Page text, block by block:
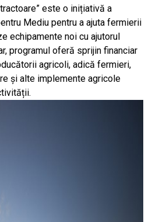
este o inițiativă a
Mediu pentru a ajuta fermierii
echipamente noi cu ajutorul
programul oferă sprijin financiar
agricoli, adică fermieri,
și alte implemente agricole